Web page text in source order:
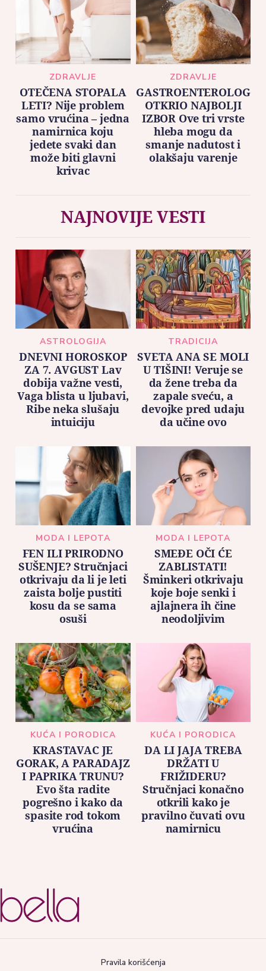
ZDRAVLJE
OTEČENA STOPALA
LETI? Nije problem
samo vrućina – jedna
namirnica koju
jedete svaki dan
može biti glavni
krivac
ZDRAVLJE
GASTROENTEROLOG
OTKRIO NAJBOLJI
IZBOR Ove tri vrste
hleba mogu da
smanje nadutost i
olakšaju varenje
NAJNOVIJE VESTI
ASTROLOGIJA
DNEVNI HOROSKOP
ZA 7. AVGUST Lav
dobija važne vesti,
Vaga blista u ljubavi,
Ribe neka slušaju
intuiciju
TRADICIJA
SVETA ANA SE MOLI
U TIŠINI! Veruje se
da žene treba da
zapale sveću, a
devojke pred udaju
da učine ovo
MODA I LEPOTA
FEN ILI PRIRODNO
SUŠENJE? Stručnjaci
otkrivaju da li je leti
zaista bolje pustiti
kosu da se sama
osuši
MODA I LEPOTA
SMEĐE OČI ĆE
ZABLISTATI!
Šminkeri otkrivaju
koje boje senki i
ajlajnera ih čine
neodoljivim
KUĆA I PORODICA
KRASTAVAC JE
GORAK, A PARADAJZ
I PAPRIKA TRUNU?
Evo šta radite
pogrešno i kako da
spasite rod tokom
vrućina
KUĆA I PORODICA
DA LI JAJA TREBA
DRŽATI U
FRIŽIDERU?
Stručnjaci konačno
otkrili kako je
pravilno čuvati ovu
namirnicu
Pravila korišćenja